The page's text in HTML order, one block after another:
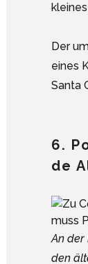
Der
eines
Santa
6.
de
An der
den